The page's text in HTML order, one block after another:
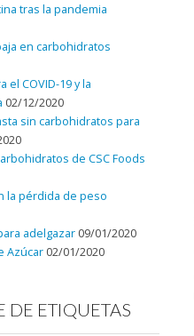
tras la pandemia
en carbohidratos
el COVID-19 y la
02/12/2020
sin carbohidratos para
de CSC Foods
la pérdida de peso
adelgazar 09/01/2020
Azúcar 02/01/2020
DE ETIQUETAS